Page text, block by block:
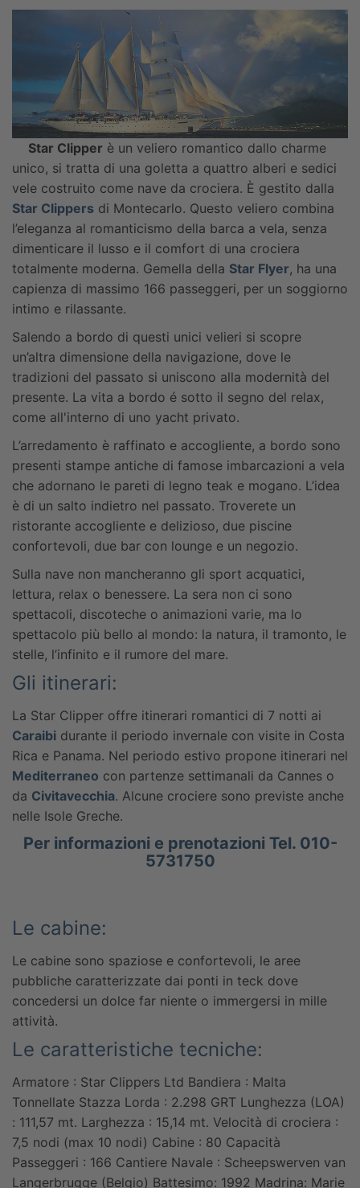
Star Clipper è un veliero romantico dallo charme
unico, si tratta di una goletta a quattro alberi e sedici
vele costruito come nave da crociera. È gestito dalla
Star Clippers di Montecarlo. Questo veliero combina
l’eleganza al romanticismo della barca a vela, senza
dimenticare il lusso e il comfort di una crociera
totalmente moderna. Gemella della Star Flyer, ha una
capienza di massimo 166 passeggeri, per un soggiorno
intimo e rilassante.
Salendo a bordo di questi unici velieri si scopre
un’altra dimensione della navigazione, dove le
tradizioni del passato si uniscono alla modernità del
presente. La vita a bordo é sotto il segno del relax,
come all'interno di uno yacht privato.
L’arredamento è raffinato e accogliente, a bordo sono
presenti stampe antiche di famose imbarcazioni a vela
che adornano le pareti di legno teak e mogano. L’idea
è di un salto indietro nel passato. Troverete un
ristorante accogliente e delizioso, due piscine
confortevoli, due bar con lounge e un negozio.
Sulla nave non mancheranno gli sport acquatici,
lettura, relax o benessere. La sera non ci sono
spettacoli, discoteche o animazioni varie, ma lo
spettacolo più bello al mondo: la natura, il tramonto, le
stelle, l’infinito e il rumore del mare.
Gli itinerari:
La Star Clipper offre itinerari romantici di 7 notti ai
Caraibi durante il periodo invernale con visite in Costa
Rica e Panama. Nel periodo estivo propone itinerari nel
Mediterraneo con partenze settimanali da Cannes o
da Civitavecchia. Alcune crociere sono previste anche
nelle Isole Greche.
Per informazioni e prenotazioni Tel. 010-
5731750
Le cabine:
Le cabine sono spaziose e confortevoli, le aree
pubbliche caratterizzate dai ponti in teck dove
concedersi un dolce far niente o immergersi in mille
attività.
Le caratteristiche tecniche:
Armatore : Star Clippers Ltd Bandiera : Malta
Tonnellate Stazza Lorda : 2.298 GRT Lunghezza (LOA)
: 111,57 mt. Larghezza : 15,14 mt. Velocità di crociera :
7,5 nodi (max 10 nodi) Cabine : 80 Capacità
Passeggeri : 166 Cantiere Navale : Scheepswerven van
Langerbrugge (Belgio) Battesimo: 1992 Madrina: Marie